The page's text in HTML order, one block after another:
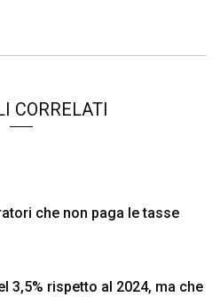
CORRELATI
che non paga le tasse
3,5% rispetto al 2024, ma che